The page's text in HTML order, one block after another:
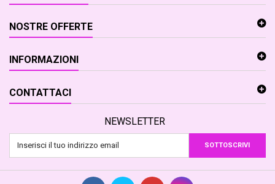
NOSTRE OFFERTE
INFORMAZIONI
CONTATTACI
NEWSLETTER
SOTTOSCRIVI